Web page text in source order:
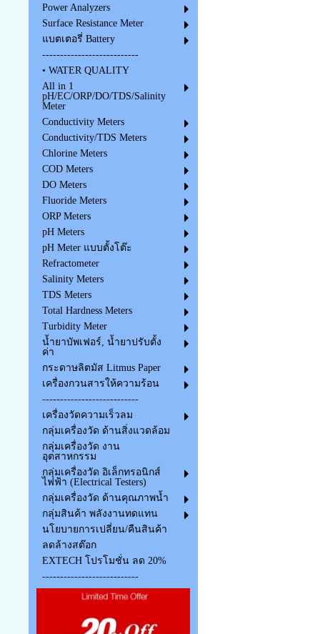
Power Analyzers
Surface Resistance Meter
แบตเตอรี่ Battery
---------------------------
• WATER QUALITY
All in 1
pH/EC/ORP/DO/TDS/Salinity
Meter
Conductivity Meters
Conductivity/TDS Meters
Chlorine Meters
COD Meters
DO Meters
Fluoride Meters
ORP Meters
pH Meters
pH Meter แบบตั้งโต๊ะ
Refractometer
Salinity Meters
TDS Meters
Total Hardness Meters
Turbidity Meter
น้ำยาบัพเฟอร์, น้ำยาปรับตั้ง
ค่า
กระดาษลิตมัส Litmus Paper
เครื่องกวนสารให้ความร้อน
---------------------------
เครื่องวัดความเร็วลม
กลุ่มเครื่องวัด ด้านสิ่งแวดล้อม
กลุ่มเครื่องวัด งาน
อุตสาหกรรม
กลุ่มเครื่องวัด อิเล็กทรอนิกส์
ไฟฟ้า (Electrical Testers)
กลุ่มเครื่องวัด ด้านคุณภาพน้ำ
กลุ่มสินค้า พลังงานทดแทน
นโยบายการเปลี่ยน/คืนสินค้า
ลดล้างสต๊อก
EXTECH โปรโมชั่น ลด 20%
---------------------------